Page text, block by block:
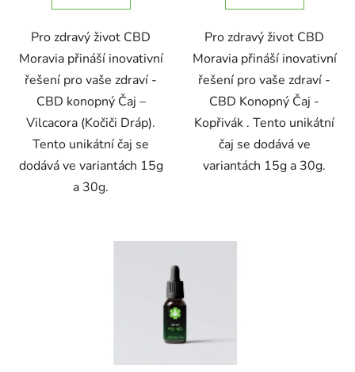
Pro zdravý život CBD
Moravia přináší inovativní
řešení pro vaše zdraví -
CBD konopný Čaj –
Vilcacora (Kočiči Dráp).
Tento unikátní čaj se
dodává ve variantách 15g
a 30g.
Pro zdravý život CBD
Moravia přináší inovativní
řešení pro vaše zdraví -
CBD Konopný Čaj -
Kopřivák . Tento unikátní
čaj se dodává ve
variantách 15g a 30g.